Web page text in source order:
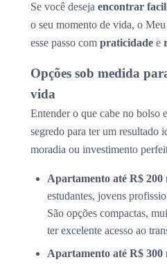
Se você deseja encontrar
o seu momento de vida, o
esse passo com praticidade e
Opções sob medida
vida
Entender o que cabe no bolso
segredo para ter um resultado
moradia ou investimento
Apartamento até R$ 200
estudantes, jovens
São opções compactas,
ter excelente acesso ao
Apartamento até R$ 300